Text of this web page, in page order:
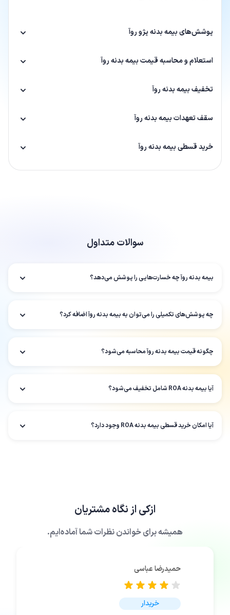
پوشش‌های بیمه بدنه پژو روآ
استعلام و محاسبه قیمت بیمه بدنه روآ
تخفیف بیمه بدنه روآ
سقف تعهدات بیمه بدنه روآ
خرید قسطی بیمه بدنه روآ
سوالات متداول
بیمه بدنه روآ چه خسارت‌هایی را پوشش می‌دهد؟
چه پوشش‌های تکمیلی را می‌توان به بیمه بدنه روآ اضافه کرد؟
چگونه قیمت بیمه بدنه روآ محاسبه می‌شود؟
آیا بیمه بدنه ROA شامل تخفیف می‌شود؟
آیا امکان خرید قسطی بیمه بدنه ROA وجود دارد؟
ازکی از نگاه مشتریان
همیشه برای خواندن نظرات شما آماده‌ایم.
حمیدرضا عباسی
خریدار